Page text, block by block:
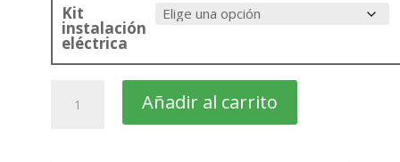
Kit
instalación
eléctrica
Añadir al carrito